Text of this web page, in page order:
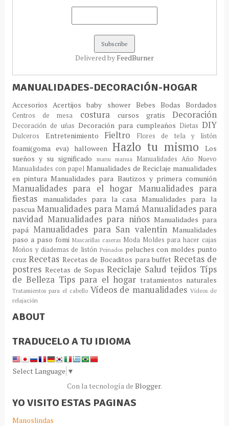
Delivered by FeedBurner
MANUALIDADES-DECORACIÓN-HOGAR
AccesoriosAcertijosbaby shower Bebes BodasBordados
Centros de mesa costura cursos gratisDecoración
Decoración de uñas Decoración para cumpleaños DietasDIY
Dulceros Entretenimiento Fieltro Flores de tela y listón
foami(goma eva) halloween Hazlo tu mismoLos
sueños y su significado
manu manua Manualidades Año Nuevo
Manualidades con papel Manualidades de Reciclaje manualidades
en pinturaManualidades para Bautizos y primera comunión
Manualidades para el hogar Manualidades para
fiestas
manualidades para la casa Manualidades para la
pascua Manualidades para MamáManualidades para
navidadManualidades para niños Manualidades para
papá Manualidades para San valentinManualidades
paso a paso fomi Mascarillas caseras Moda Moldes para hacer cajas
Moños y diademas de listón Peinados peluches con moldes punto
cruzRecetas Recetas de Bocaditos para buffet Recetas de
postres Recetas de SopasReciclaje Saludtejidos Típs
de Belleza Tips para el hogar tratamientos naturales
Tratamientos para el cabello Vídeos de manualidadesVídeos de
relajación
ABOUT
TRADUCELO A TU IDIOMA
Select Language ▼
Con la tecnología de Blogger.
YO VISITO ESTAS PAGINAS
Manoslindas